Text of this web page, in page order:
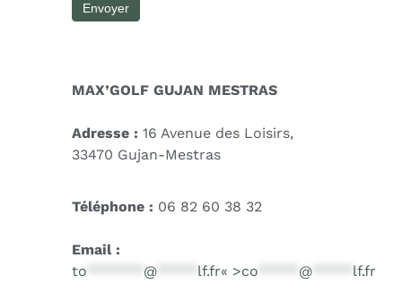
MAX’GOLF GUJAN MESTRAS
Adresse : 16 Avenue des Loisirs,
33470 Gujan-Mestras
Téléphone : 06 82 60 38 32
Email :
to
@ lf.fr« >co @ lf.fr